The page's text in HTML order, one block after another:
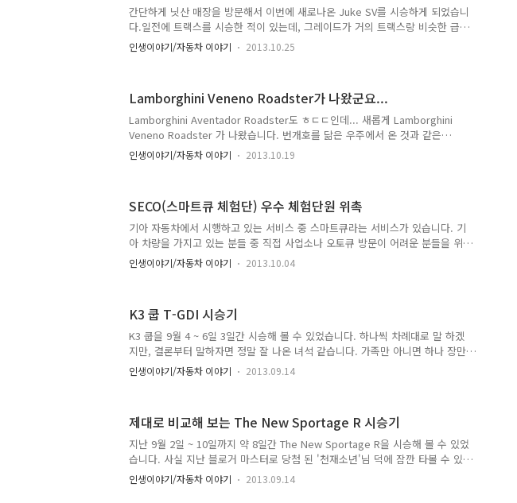
간단하게 닛산 매장을 방문해서 이번에 새로나온 Juke SV를 시승하게 되었습니
다.일전에 트랙스를 시승한 적이 있는데, 그레이드가 거의 트랙스랑 비슷한 급이
라서 그런가 트랙스와 많이 비교를 하게 되네요. 일단 간단 제원은 언제나 그렇
듯이 네이버 자동차 발췌 ㅎㅎ 모두다 최고급으로 선택했습니
거이니 그냥 넣어 봤습니다. ㅎ) 배기량은 트랙스에 비해 200cc 정도 큽니다. 트
랙스도 터보고, 쥬크도 터보입니다. 다만 쥬크는 직분사 터보네요. 트랙스는 직
분사였는지 아닌지 모르겠는데... 제원표상으로는 직분사라는 표기는 없네요.연
비는 두개..
인생이야기/자동차 이야기 2013.10.25
Lamborghini Veneno Roadster가 나왔군요...
Lamborghini Aventador Roadster도 ㅎㄷㄷ인데... 새롭게 Lamborghini
Veneno Roadster 가 나왔습니다. 번개호를 닮은 우주에서 온 것과 같은
Lamborghini Veneno 였는데 거기에 Roadster 모델까지... 이놈도
Aventador처럼 뚜껑을 수동으로 열어야 되는 것인지 모르겠네요. 제원은
트랜스미션, All Wheel 드라이브, 가로로 배치된 Pushrod 서스펜션 등이죠. 뭐
기본적인 제원은 Aventador에서 이미 사용되고 있는 것과 동일하고 마력 수만
700..
인생이야기/자동차 이야기 2013.10.19
SECO(스마트큐 체험단) 우수 체험단원 위촉
기아 자동차에서 시행하고 있는 서비스 중 스마트큐라는 서비스가 있습니다. 기
아 차량을 가지고 있는 분들 중 직접 사업소나 오토큐 방문이 어려운 분들을 위
한 서비스인데, 도어투도어 서비스와, 방문진단 서비스가 있죠. 도어투 도어 서
비스는 차량을 직접 몰고 사업소를 찾아가는게 아니라 기아에서 나오신 분이 차
스입니다. 물론 두 서비스 모두 유료이지만, 해당 서비스를 먼저 체험해 보고 그
와 관련된 후기를 솔직하게 이야기 하면 되는 것이죠. 물론 전 아직 이용 안해
봤습니다. -.-;; 얼마전에 2년차 정기정검을 받았기에 굳이 기사분들을 귀찮게 오
라 가라 부르기도..
인생이야기/자동차 이야기 2013.10.04
K3 쿱 T-GDI 시승기
K3 쿱을 9월 4 ~ 6일 3일간 시승해 볼 수 있었습니다. 하나씩 차례대로 말 하겠
지만, 결론부터 말하자면 정말 잘 나온 녀석 같습니다. 가족만 아니면 하나 장만
하고 싶을 정도네요 ㅎㅎ 어째든 하나씩 느낀 점을 적어나가도록 하겠습니다. 아
참고로 제 글보고 현기빠 아니냐고 하는 분들이 있던데 절대 아닙니다. 엄청나게
것은 사실입니다. 그러면서도 포르테 쿱의 직선의 미가 너무나도 제 스타일이라
서 약간의 곡선이 가미된 K3 쿱을 사진상으로만 봤을 때 많이 실망한 것도 사실
이였구요. 아반테 쿠페가 아반테에서 문만 두개 띠고 나온 것처럼 보여서, 이놈
에..
인생이야기/자동차 이야기 2013.09.14
제대로 비교해 보는 The New Sportage R 시승기
지난 9월 2일 ~ 10일까지 약 8일간 The New Sportage R을 시승해 볼 수 있었
습니다. 사실 지난 블로거 마스터로 당첨 된 '천재소년'님 덕에 잠깐 타볼 수 있
었지만, 이번에는 좀 길게 타볼 수 있어서 제대로 다시 비교해 볼 수 있게 되었
네요. 중복되는 내용이 많겠지만, 하나씩 다뤄 보도록 하겠습니다. 1. 인테리어
인생이야기/자동차 이야기 2013.09.14